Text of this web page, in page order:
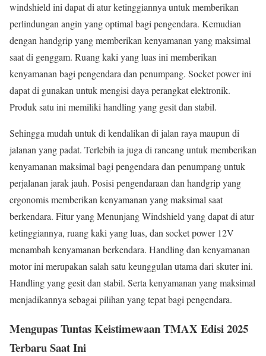
windshield ini dapat di atur ketinggiannya untuk memberikan
perlindungan angin yang optimal bagi pengendara. Kemudian
dengan handgrip yang memberikan kenyamanan yang maksimal
saat di genggam. Ruang kaki yang luas ini memberikan
kenyamanan bagi pengendara dan penumpang. Socket power ini
dapat di gunakan untuk mengisi daya perangkat elektronik.
Produk satu ini memiliki handling yang gesit dan stabil.
Sehingga mudah untuk di kendalikan di jalan raya maupun di
jalanan yang padat. Terlebih ia juga di rancang untuk memberikan
kenyamanan maksimal bagi pengendara dan penumpang untuk
perjalanan jarak jauh. Posisi pengendaraan dan handgrip yang
ergonomis memberikan kenyamanan yang maksimal saat
berkendara. Fitur yang Menunjang Windshield yang dapat di atur
ketinggiannya, ruang kaki yang luas, dan socket power 12V
menambah kenyamanan berkendara. Handling dan kenyamanan
motor ini merupakan salah satu keunggulan utama dari skuter ini.
Handling yang gesit dan stabil. Serta kenyamanan yang maksimal
menjadikannya sebagai pilihan yang tepat bagi pengendara.
Mengupas Tuntas Keistimewaan TMAX Edisi 2025
Terbaru Saat Ini